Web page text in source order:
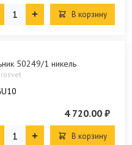
В корзину
50249/1 никель
4 720.00 ₽
В корзину